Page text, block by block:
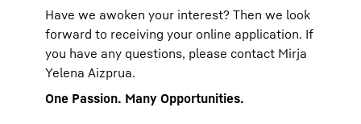
Have we awoken your interest? Then we look
forward to receiving your online application. If
you have any questions, please contact Mirja
Yelena Aizprua.
One Passion. Many Opportunities.